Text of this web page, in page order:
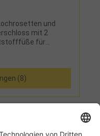
und
mit 2
für
lichtgrau, Sockel
4 Fächer
(8)